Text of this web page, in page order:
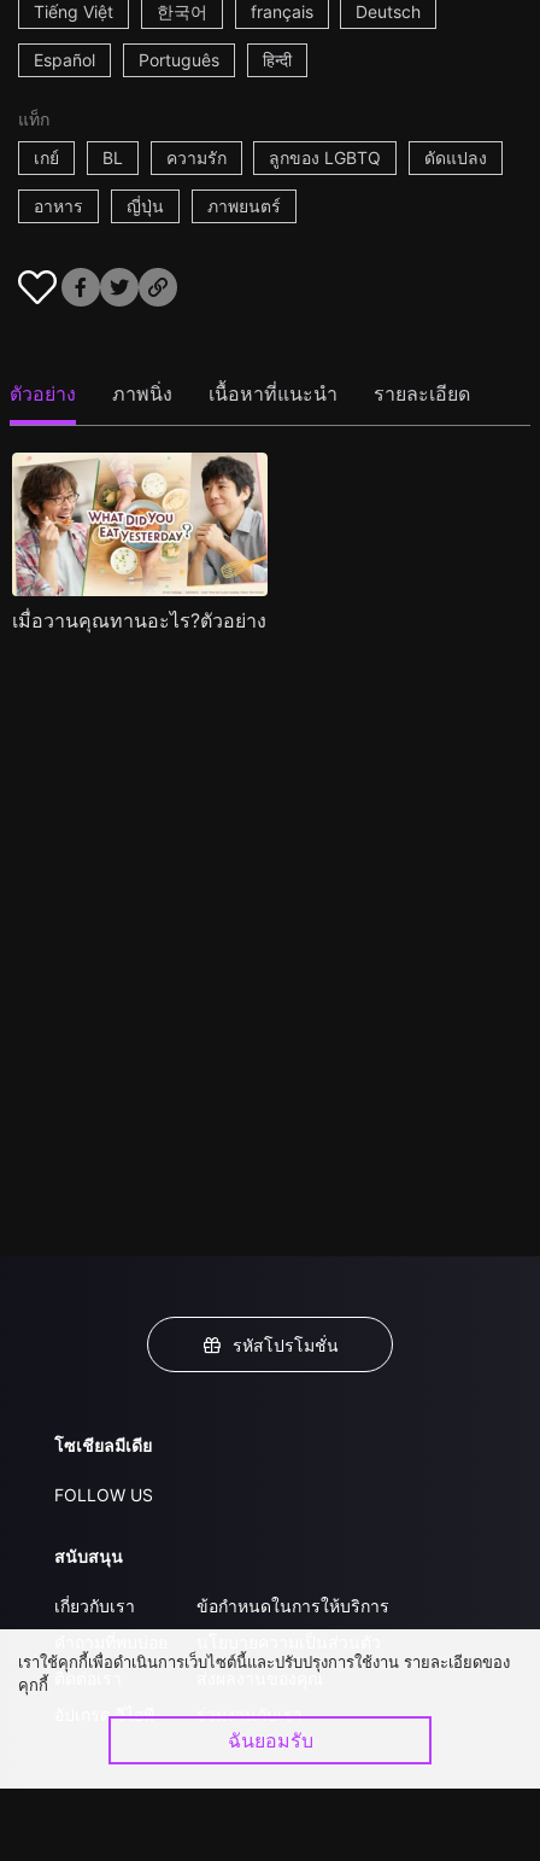
Tiếng Việt 한국어 français Deutsch
Español Português हिन्दी
แท็ก
เกย์
BL ความรัก ลูกของ LGBTQ ดัดแปลง
อาหาร ญี่ปุ่น ภาพยนตร์
ตัวอย่าง ภาพนิ่ง เนื้อหาที่แนะนำ รายละเอียด
เมื่อวานคุณทานอะไร?ตัวอย่าง
รหัสโปรโมชั่น
โซเชียลมีเดีย
FOLLOW US
สนับสนุน
เกี่ยวกับเรา
ติดต่อเรา
อัปเกรด วีไอพี
ข้อกำหนดในการให้บริการ
ส่งผลงานของคุณ
ร่วมงานกับเรา
เราใช้คุกกี้เพื่อดำเนินการเว็บไซต์นี้และปรับปรุงการใช้งาน รายละเอียดของ
คุกกี้
ฉันยอมรับ